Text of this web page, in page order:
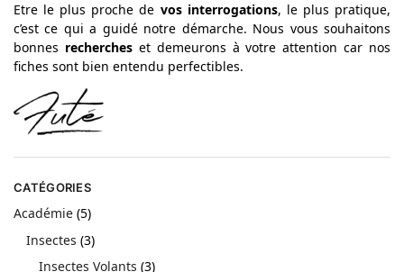
Etre le plus proche de vos interrogations, le plus pratique,
c’est ce qui a guidé notre démarche. Nous vous souhaitons
bonnes rechercheset demeurons à votre attention car nos
fiches sont bien entendu perfectibles.
CATÉGORIES
Académie (5)
Insectes (3)
Insectes Volants (3)